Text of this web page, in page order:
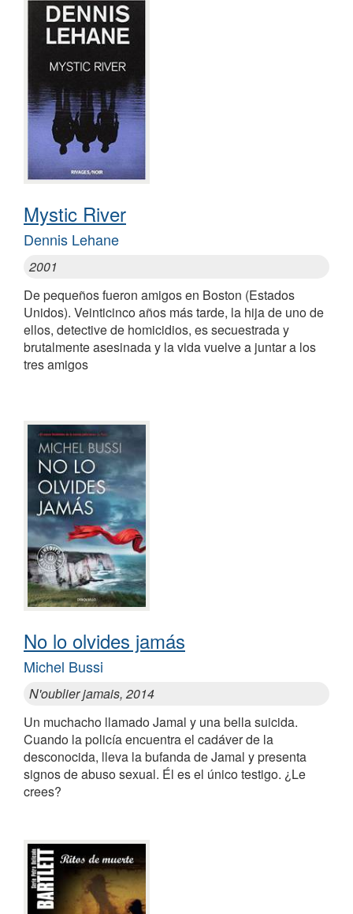
Mystic River
Dennis Lehane
2001
De pequeños fueron amigos en Boston (Estados
Unidos). Veinticinco años más tarde, la hija de uno de
ellos, detective de homicidios, es secuestrada y
brutalmente asesinada y la vida vuelve a juntar a los
tres amigos
No lo olvides jamás
Michel Bussi
N'oublier jamais, 2014
Un muchacho llamado Jamal y una bella suicida.
Cuando la policía encuentra el cadáver de la
desconocida, lleva la bufanda de Jamal y presenta
signos de abuso sexual. Él es el único testigo. ¿Le
crees?